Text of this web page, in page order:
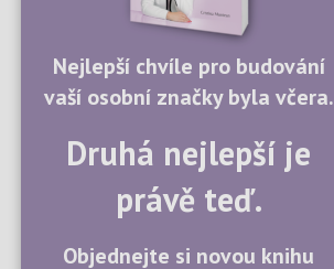
Nejlepší chvíle pro budování
vaší osobní značky byla včera.
Druhá nejlepší je
právě teď.
Objednejte si novou knihu